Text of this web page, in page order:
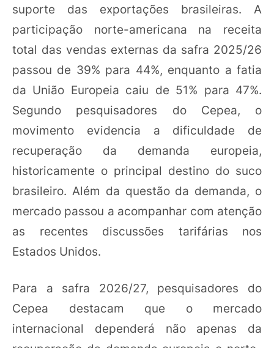
suporte das exportações brasileiras. A
participação norte-americana na receita
total das vendas externas da safra 2025/26
passou de 39% para 44%, enquanto a fatia
da União Europeia caiu de 51% para 47%.
Segundo pesquisadores do Cepea, o
movimento evidencia a dificuldade de
recuperação da demanda europeia,
historicamente o principal destino do suco
brasileiro. Além da questão da demanda, o
mercado passou a acompanhar com atenção
as recentes discussões tarifárias nos
Estados Unidos.
Para a safra 2026/27, pesquisadores do
Cepea destacam que o mercado
internacional dependerá não apenas da